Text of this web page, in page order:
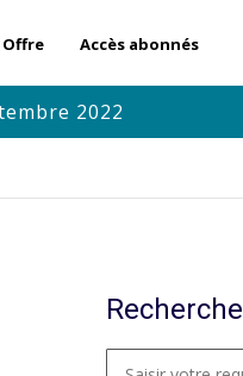
Offre Accès abonnés
2022
Recherche